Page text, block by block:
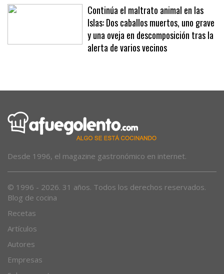
Continúa el maltrato animal en las
Islas: Dos caballos muertos, uno grave
y una oveja en descomposición tras la
alerta de varios vecinos
Desde 1996, el magazine gastronómico en internet.
© 1996 - 2026. 31 años. Todos los derechos reservados.
Blog de cocina
Recetas
Artículos
Autores
Empresas